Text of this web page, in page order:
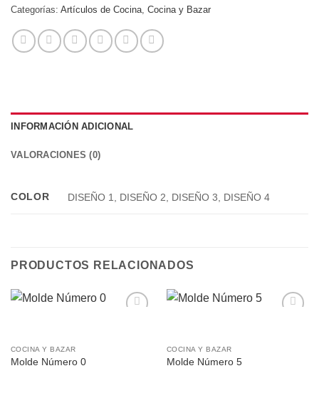
Categorías: Artículos de Cocina Cocina y Bazar
INFORMACIÓN ADICIONAL
VALORACIONES (0)
COLOR DISEÑO 1, DISEÑO 2, DISEÑO 3, DISEÑO 4
PRODUCTOS RELACIONADOS
COCINA Y BAZAR
Molde Número 0
COCINA Y BAZAR
Molde Número 5